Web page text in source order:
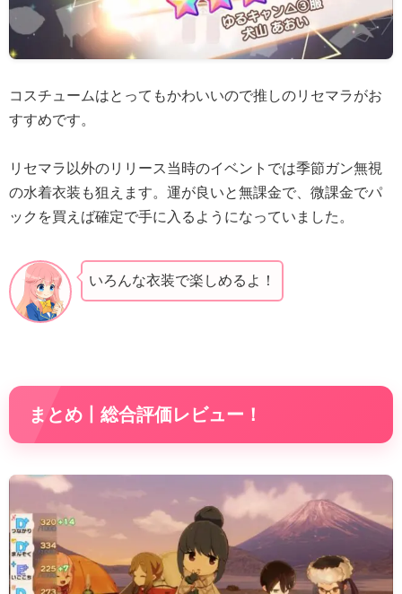
コスチュームはとってもかわいいので推しのリセマラがお
すすめです。
リセマラ以外のリリース当時のイベントでは季節ガン無視
の水着衣装も狙えます。運が良いと無課金で、微課金でパ
ックを買えば確定で手に入るようになっていました。
いろんな衣装で楽しめるよ！
まとめ丨総合評価レビュー！